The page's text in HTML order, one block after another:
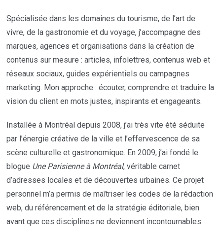
Spécialisée dans les domaines du tourisme, de l’art de
vivre, de la gastronomie et du voyage, j’accompagne des
marques, agences et organisations dans la création de
contenus sur mesure : articles, infolettres, contenus web et
réseaux sociaux, guides expérientiels ou campagnes
marketing. Mon approche : écouter, comprendre et traduire la
vision du client en mots justes, inspirants et engageants.
Installée à Montréal depuis 2008, j’ai très vite été séduite
par l’énergie créative de la ville et l’effervescence de sa
scène culturelle et gastronomique. En 2009, j’ai fondé le
blogue Une Parisienne à Montréal, véritable carnet
d’adresses locales et de découvertes urbaines. Ce projet
personnel m’a permis de maîtriser les codes de la rédaction
web, du référencement et de la stratégie éditoriale, bien
avant que ces disciplines ne deviennent incontournables.